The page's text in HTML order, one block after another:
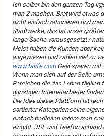
Ich selber bin den ganzen Tag
man 2 machen. Brot wird etwas
nicht einfach rationieren und
Stadtwerke, das ist unser
lange Suche vorausgesetzt /
Meist haben die Kunden aber
angewiesen und zahlen viel zu
www.tarife.comGeld sparen mit
Wenn man sich auf der Seite
Bereichen die das Leben täglich
günstigen Internetanbieter
Die Idee dieser Plattform ist
sortierter Kategorien seine
einfach bedienen indem man
eingibt. DSL und Telefon